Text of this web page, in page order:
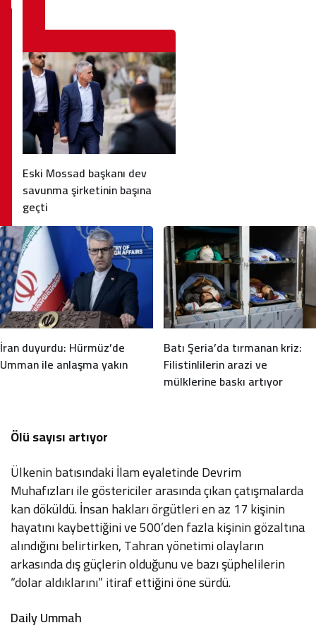
Eski Mossad başkanı dev
savunma şirketinin başına
geçti
İran duyurdu: Hürmüz’de
Umman ile anlaşma yakın
Batı Şeria’da tırmanan kriz:
Filistinlilerin arazi ve
mülklerine baskı artıyor
Ölü sayısı artıyor
Ülkenin batısındaki İlam eyaletinde Devrim
Muhafızları ile göstericiler arasında çıkan çatışmalarda
kan döküldü. İnsan hakları örgütleri en az 17 kişinin
hayatını kaybettiğini ve 500’den fazla kişinin gözaltına
alındığını belirtirken, Tahran yönetimi olayların
arkasında dış güçlerin olduğunu ve bazı şüphelilerin
“dolar aldıklarını” itiraf ettiğini öne sürdü.
Daily Ummah